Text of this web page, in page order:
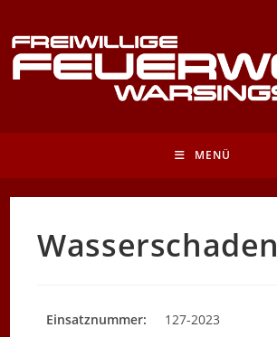
Inhalt
springen
MENÜ
Wasserschaden
Einsatznummer: 127-2023